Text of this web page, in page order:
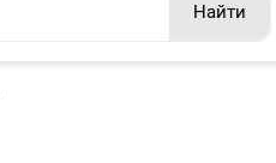
Найти